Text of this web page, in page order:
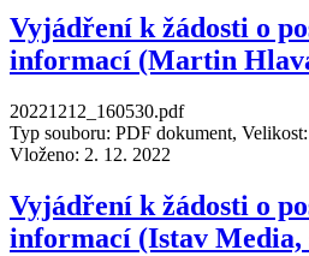
Vyjádření k žádosti o
informací (Martin
20221212_160530.pdf
Typ souboru: PDF dokument,
Vloženo: 2. 12. 2022
Vyjádření k žádosti o
informací (Istav Media,